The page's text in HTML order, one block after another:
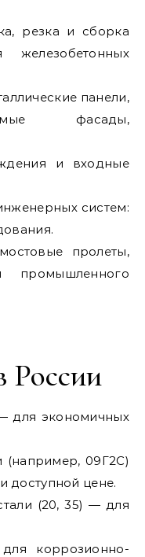
резка и сборка
панели,
фасады,
и входные
систем:
пролеты,
промышленного
России
для экономичных
(например, 09Г2С)
доступной цене.
(20, 35) — для
коррозионно-